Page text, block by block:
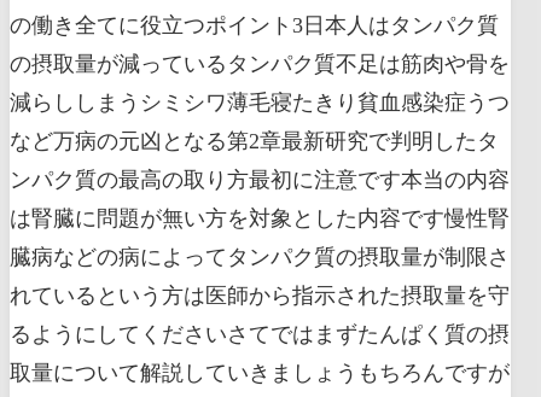
の働き全てに役立つポイント3日本人はタンパク質
の摂取量が減っているタンパク質不足は筋肉や骨を
減らししまうシミシワ薄毛寝たきり貧血感染症うつ
など万病の元凶となる第2章最新研究で判明したタ
ンパク質の最高の取り方最初に注意です本当の内容
は腎臓に問題が無い方を対象とした内容です慢性腎
臓病などの病によってタンパク質の摂取量が制限さ
れているという方は医師から指示された摂取量を守
るようにしてくださいさてではまずたんぱく質の摂
取量について解説していきましょうもちろんですが